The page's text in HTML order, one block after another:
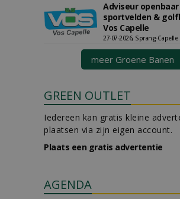
Adviseur
sportvelden &
Vos Capelle
27-07-2026, Sprang-Capelle
meer Groene Banen
GREEN OUTLET
Iedereen kan gratis kleine
plaatsen via zijn eigen account.
Plaats een gratis advertentie
AGENDA